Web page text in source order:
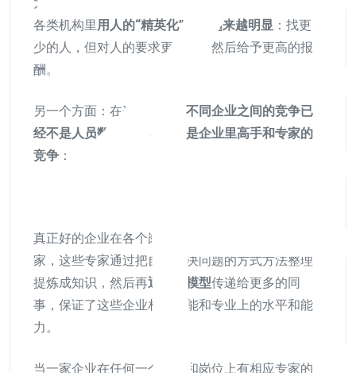
各类机构里 用人的“精英化”趋势越来越明显 ：找更
少的人，但对人的要求更加高，然后给予更高的报
酬。
另一个方面：在这个时代， 不同企业之间的竞争已
经不是人员数量的竞争，而是企业里高手和专家的
竞争 ：
真正好的企业在各个岗位和职能上都有自己的专
家，这些专家通过把自己解决问题的方式方法整理
提炼成知识，然后再通过大模型传递给更多的同
事，保证了这些企业相应职能和专业上的水平和能
力。
当一家企业在任何一个职能和岗位上有相应专家的